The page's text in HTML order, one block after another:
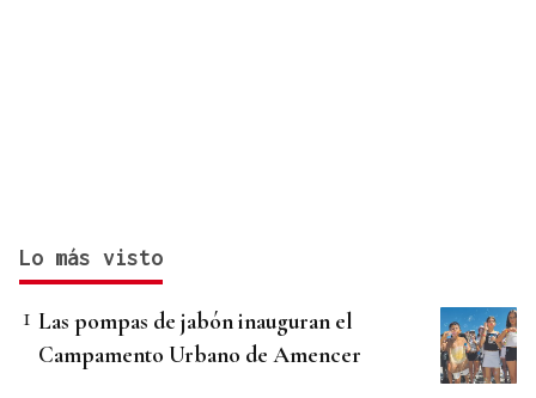
Lo más visto
Las pompas de jabón inauguran el
Campamento Urbano de Amencer